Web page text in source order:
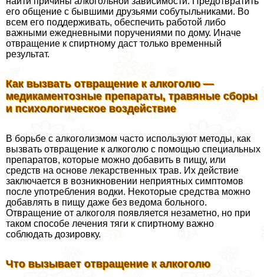
его общение с бывшими друзьями собутыльниками. Во
всем его поддерживать, обеспечить работой либо
важными ежедневными поручениями по дому. Иначе
отвращение к спиртному даст только временный
результат.
Как вызвать отвращение к алкоголю —
медикаментозные препараты, травяные сборы
и психологическое воздействие
В борьбе с алкоголизмом часто используют методы, как
вызвать отвращение к алкоголю с помощью специальных
препаратов, которые можно добавить в пищу, или
средств на основе лекарственных трав. Их действие
заключается в возникновении неприятных симптомов
после употрeбления водки. Некоторые средства можно
добавлять в пищу даже без ведома больного.
Отвращение от алкоголя появляется незаметно, но при
таком способе лечения тяги к спиртному важно
соблюдать дозировку.
Что вызывает отвращение к алкоголю